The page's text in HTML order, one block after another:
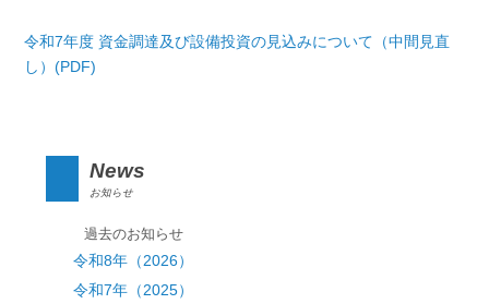
令和7年度 資金調達及び設備投資の見込みについて（中間見直
し）(PDF)
News
お知らせ
過去のお知らせ
令和8年（2026）
令和7年（2025）